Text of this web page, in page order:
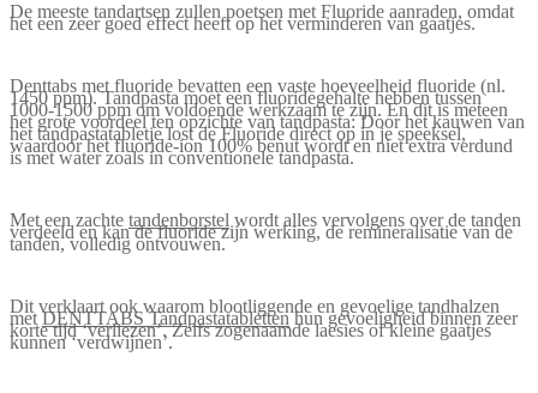
De meeste tandartsen zullen poetsen met Fluoride aanraden, omdat
het een zeer goed effect heeft op het verminderen van gaatjes.
Denttabs met fluoride bevatten een vaste hoeveelheid fluoride (nl.
1450 ppm). Tandpasta moet een fluoridegehalte hebben tussen
1000-1500 ppm om voldoende werkzaam te zijn. En dit is meteen
het grote voordeel ten opzichte van tandpasta: Door het kauwen van
het tandpastatabletje lost de Fluoride direct op in je speeksel,
waardoor het fluoride-ion 100% benut wordt en niet extra verdund
is met water zoals in conventionele tandpasta.
Met een zachte tandenborstel wordt alles vervolgens over de tanden
verdeeld en kan de fluoride zijn werking, de remineralisatie van de
tanden, volledig ontvouwen.
Dit verklaart ook waarom blootliggende en gevoelige tandhalzen
met DENTTABS Tandpastatablettenhun gevoeligheid binnen zeer
korte tijd ‘verliezen’. Zelfs zogenaamde laesies of kleine gaatjes
kunnen ‘verdwijnen’.